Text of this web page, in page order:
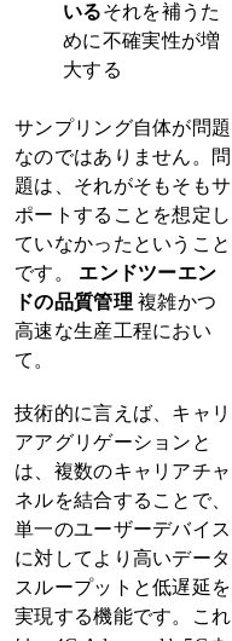
いるそれを補うた
めに不確実性が増
大する
サンプリング自体が問題
なのではありません。問
題は、それがそもそもサ
ポートすることを想定し
ていなかったということ
です。 エンドツーエン
ドの品質管理 複雑かつ
高速な生産工程におい
て。
技術的に言えば、キャリ
アアグリゲーションと
は、複数のキャリアチャ
ネルを結合することで、
単一のユーザーデバイス
に対してより高いデータ
スループットと低遅延を
実現する機能です。これ